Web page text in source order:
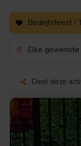
Bedrijfsfeest /
Elke
Deel deze